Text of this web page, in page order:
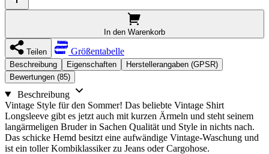
In den Warenkorb
Teilen Größentabelle
Beschreibung Eigenschaften
Herstellerangaben (GPSR)
Bewertungen (85)
Beschreibung
Vintage Style für den Sommer! Das beliebte Vintage Shirt
Longsleeve gibt es jetzt auch mit kurzen Ärmeln und steht seinem
langärmeligen Bruder in Sachen Qualität und Style in nichts nach.
Das schicke Hemd besitzt eine aufwändige Vintage-Waschung und
ist ein toller Kombiklassiker zu Jeans oder Cargohose.